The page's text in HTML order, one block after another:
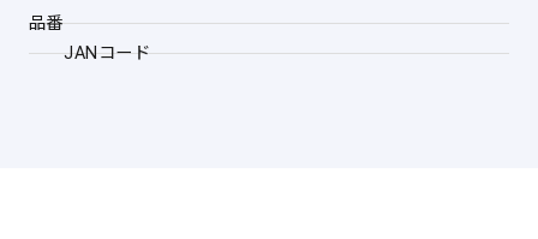
品番
JANコード